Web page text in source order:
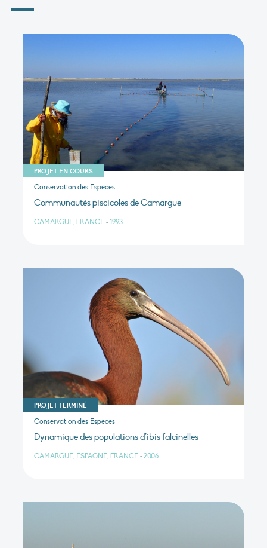
PROJET EN COURS
Conservation des Espèces
Communautés piscicoles de Camargue
CAMARGUE, FRANCE • 1993
PROJET TERMINÉ
Conservation des Espèces
Dynamique des populations d’ibis falcinelles
CAMARGUE, ESPAGNE, FRANCE • 2006